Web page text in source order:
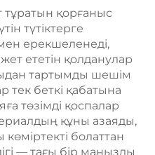
тұратын қорғаныс
түтіктерге
ерекшеленеді,
ететін қолданулар
тартымды шешім
беткі қабатына
төзімді қоспалар
құны азаяды,
көміртекті болаттан
— тағы бір маңызды